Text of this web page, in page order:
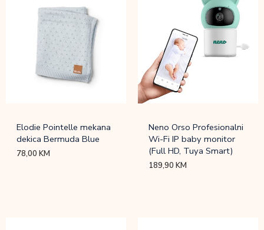
Elodie Pointelle mekana
dekica Bermuda Blue
78,00KM
Neno Orso Profesionalni
Wi-Fi IP baby monitor
(Full HD, Tuya Smart)
189,90KM